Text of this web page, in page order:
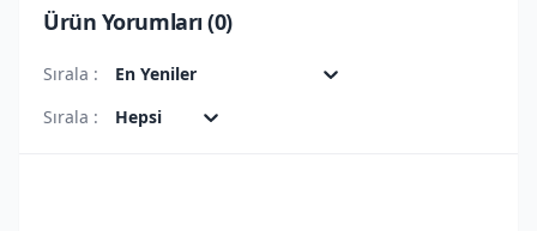
Ürün Yorumları (0)
Sırala :
En Yeniler
Sırala :
Hepsi